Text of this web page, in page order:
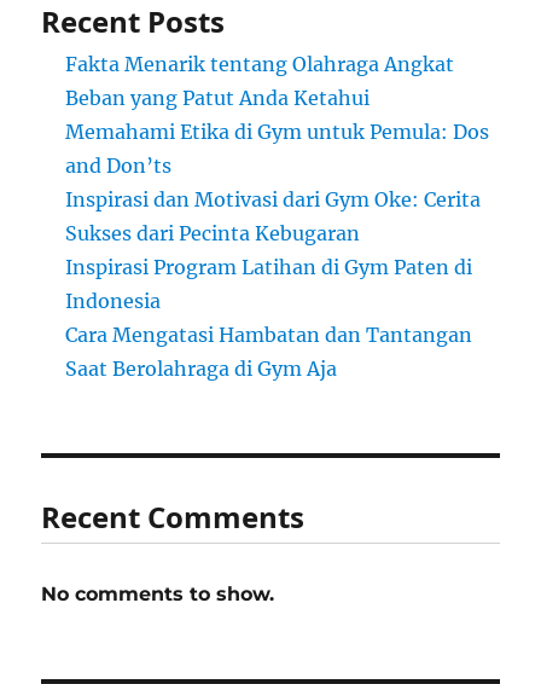
Recent Posts
Fakta Menarik tentang Olahraga Angkat
Beban yang Patut Anda Ketahui
Memahami Etika di Gym untuk Pemula: Dos
and Don’ts
Inspirasi dan Motivasi dari Gym Oke: Cerita
Sukses dari Pecinta Kebugaran
Inspirasi Program Latihan di Gym Paten di
Indonesia
Cara Mengatasi Hambatan dan Tantangan
Saat Berolahraga di Gym Aja
Recent Comments
No comments to show.